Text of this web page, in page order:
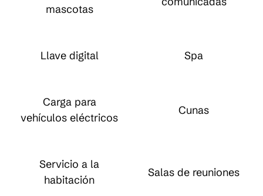
mascotas
Llave digital Spa
Carga para
vehículos eléctricos
Cunas
Servicio a la
habitación
Salas de reuniones